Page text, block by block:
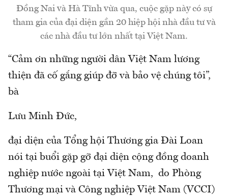
Đồng Nai và Hà Tĩnh vừa qua, cuộc gặp này có sự
tham gia của đại diện gần 20 hiệp hội nhà đầu tư và
các nhà đầu tư lớn nhất tại Việt Nam.
“Cảm ơn những người dân Việt Nam lương
thiện đã cố gắng giúp đỡ và bảo vệ chúng tôi”,
bà
Lưu Minh Đức,
đại diện của Tổng hội Thương gia Đài Loan
nói tại buổi gặp gỡ đại diện cộng đồng doanh
nghiệp nước ngoài tại Việt Nam, do Phòng
Thương mại và Công nghiệp Việt Nam (VCCI)